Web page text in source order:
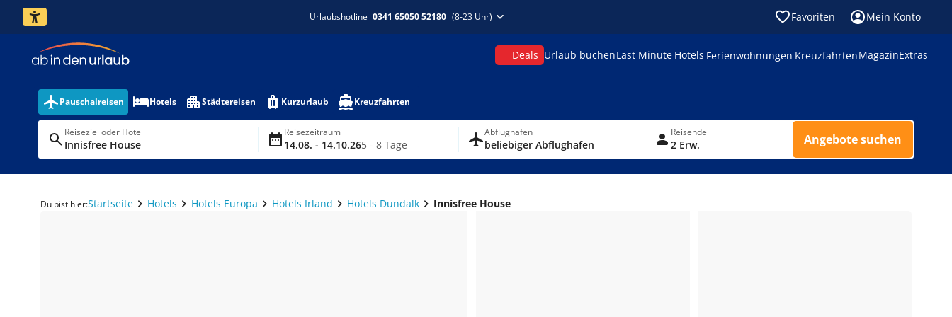
Urlaubshotline 0341 65050 52180 (8-23 Uhr) Favoriten Mein Konto
Deals Urlaub buchenLast Minute Hotels Ferienwohnungen KreuzfahrtenMagazinExtras
Pauschalreisen Hotels Städtereisen Kurzurlaub Kreuzfahrten
Reiseziel oder Hotel
Innisfree House
Reisezeitraum
14.08. - 14.10.265 - 8 Tage
Abflughafen
beliebiger Abflughafen
Reisende
2 Erw. Angebote suchen
Du bist hier:Startseite Hotels Hotels Europa Hotels Irland Hotels Dundalk Innisfree House